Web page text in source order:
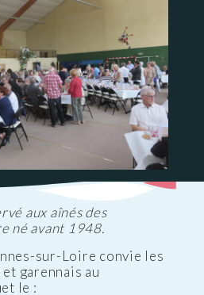
aux aînés des
né avant 1948.
sur-Loire convie les
garennais au
le :